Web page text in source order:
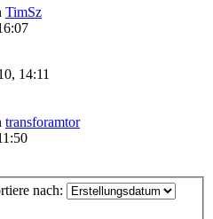
TimSz
14:11
transforamtor
nach: